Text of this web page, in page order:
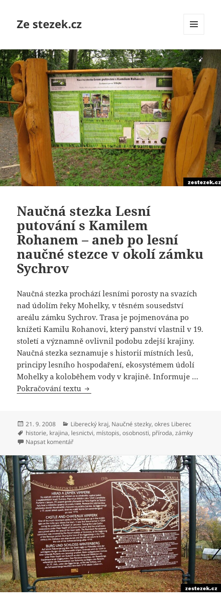
Ze stezek.cz
WIDGETY
Naučná stezka Lesní
putování s Kamilem
Rohanem – aneb po lesní
naučné stezce v okolí zámku
Sychrov
Naučná stezka prochází lesními porosty na svazích
nad údolím řeky Mohelky, v těsném sousedství
areálu zámku Sychrov. Trasa je pojmenována po
knížeti Kamilu Rohanovi, který panství vlastnil v 19.
století a významně ovlivnil podobu zdejší krajiny.
Naučná stezka seznamuje s historií místních lesů,
principy lesního hospodaření, ekosystémem údolí
Mohelky a koloběhem vody v krajině. Informuje …
Pokračování textu Naučná stezka Lesní putování s
Publikováno:
21. 9. 2008 Rubriky:
Liberecký kraj, Naučné stezky,okres Liberec
Štítky:
historie, krajina, lesnictvi, místopis,osobnosti, příroda,zámky
Napsat komentář